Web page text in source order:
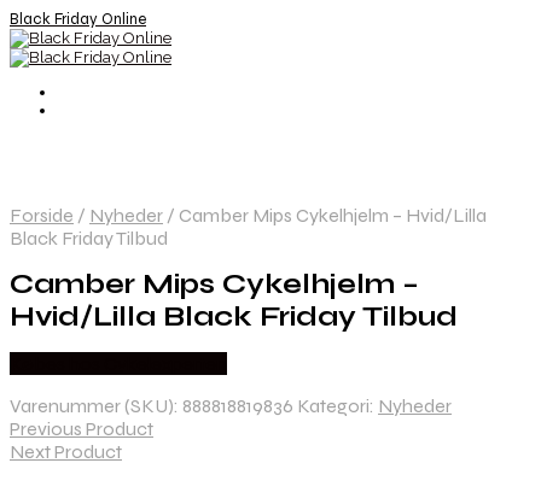
Black Friday Online
Forside / Nyheder / Camber Mips Cykelhjelm – Hvid/Lilla
Black Friday Tilbud
Camber Mips Cykelhjelm –
Hvid/Lilla Black Friday Tilbud
Varenummer (SKU): 888818819836 Kategori: Nyheder
Previous Product
Next Product